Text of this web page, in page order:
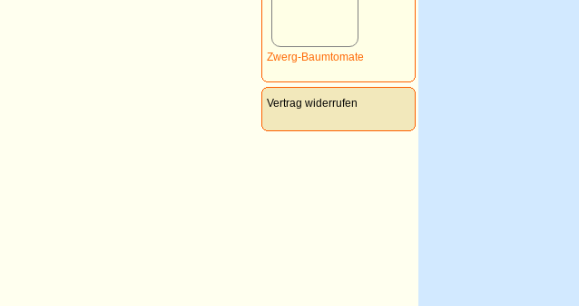
Zwerg-Baumtomate
Vertrag widerrufen